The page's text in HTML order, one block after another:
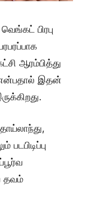
பிரபு
ஆரம்பித்து
என்பதால் இதன்
தவம்